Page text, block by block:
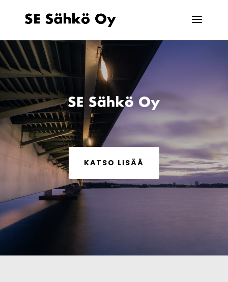
KATSO LISÄÄ